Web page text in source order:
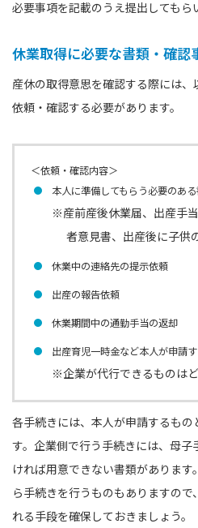
必要事項を記載のうえ提出してもら
休業取得に必要な書類・確認
産休の取得意思を確認する際には
依頼・確認する必要があります。
＜依頼・確認内容＞
本人に準備してもらう必要のあ
※産前産後休業届、出産手
者意見書、出産後に子供
休業中の連絡先の提示依頼
出産の報告依頼
休業期間中の通勤手当の返却
出産育児一時金など本人が申請
※企業が代行できるものは
各手続きには、本人が申請するも
す。企業側で行う手続きには、母
ければ用意できない書類がありま
ら手続きを行うものもありますの
れる手段を確保しておきましょう。